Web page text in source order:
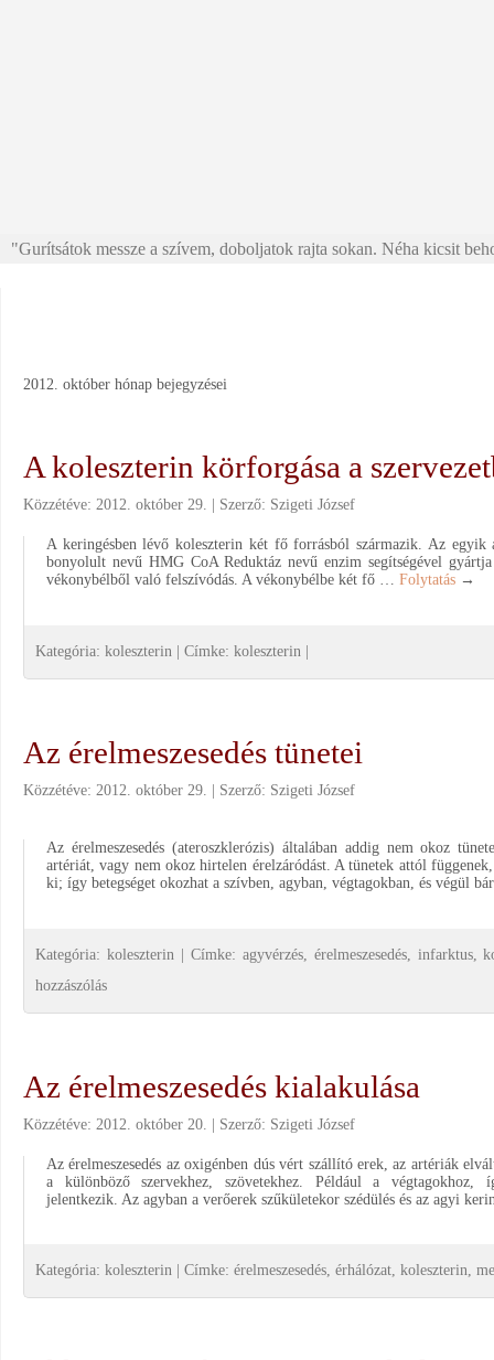
"Gurítsátok messze a szívem, doboljatok rajta sokan. Néha kicsit
2012. október hónap bejegyzései
A koleszterin körforgása a
Közzétéve: 2012. október 29. Szerző: Szigeti József
A keringésben lévő koleszterin két fő forrásból származik. Az egyik
bonyolult nevű HMG CoA Reduktáz nevű enzim segítségével
vékonybélből való felszívódás. A vékonybélbe két fő … Folytatás →
Kategória: koleszterin Címke: koleszterin
Az érelmeszesedés tünetei
Közzétéve: 2012. október 29. Szerző: Szigeti József
Az érelmeszesedés (ateroszklerózis) általában addig nem okoz
artériát, vagy nem okoz hirtelen érelzáródást. A tünetek attól
ki; így betegséget okozhat a szívben, agyban, végtagokban, és végül
Kategória: koleszterin | Címke: agyvérzés, érelmeszesedés, infarktus,
hozzászólás
Az érelmeszesedés kialakulása
Közzétéve: 2012. október 20. Szerző: Szigeti József
Az érelmeszesedés az oxigénben dús vért szállító erek, az artériák
a különböző szervekhez, szövetekhez. Például a végtagokhoz,
jelentkezik. Az agyban a verőerek szűkületekor szédülés és az agyi
Kategória: koleszterin Címke: érelmeszesedés, érhálózat, koleszterin,